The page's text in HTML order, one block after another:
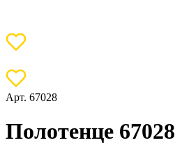
Арт. 67028
Полотенце 67028